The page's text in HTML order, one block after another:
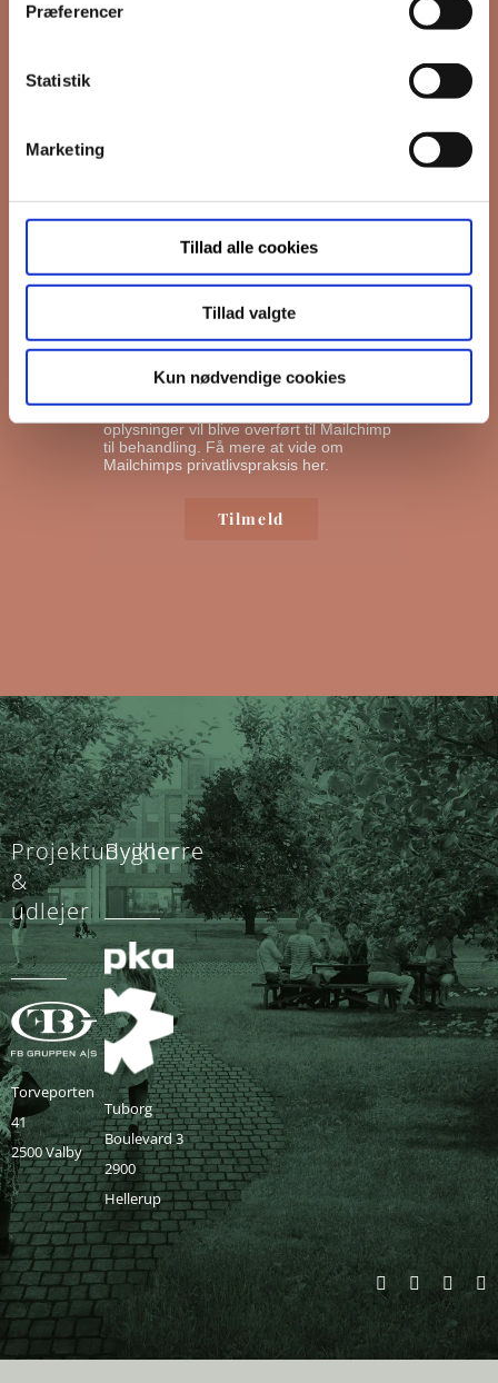
Præferencer
Statistik
Marketing
Tillad alle cookies
Tillad valgte
Kun nødvendige cookies
Interesseret i
FB Gruppen vil bruge din information til
at kontakte dig i forbindelse med
nyheder - og nye boliger. Før vi kan gøre
sende dig emails.Du kan læse vores
Vi bruger Mailchimp til at sende
nyhedsbreve ud. Ved at klikke nedenfor
for at abonnere, anerkender du, at dine
oplysninger vil blive overført til Mailchimp
til behandling. Få mere at vide om
Mailchimps privatlivspraksis her.
Projektudvikler
&
udlejer
Torveporten
41
2500 Valby
Bygherre
Tuborg
Boulevard 3
2900
Hellerup